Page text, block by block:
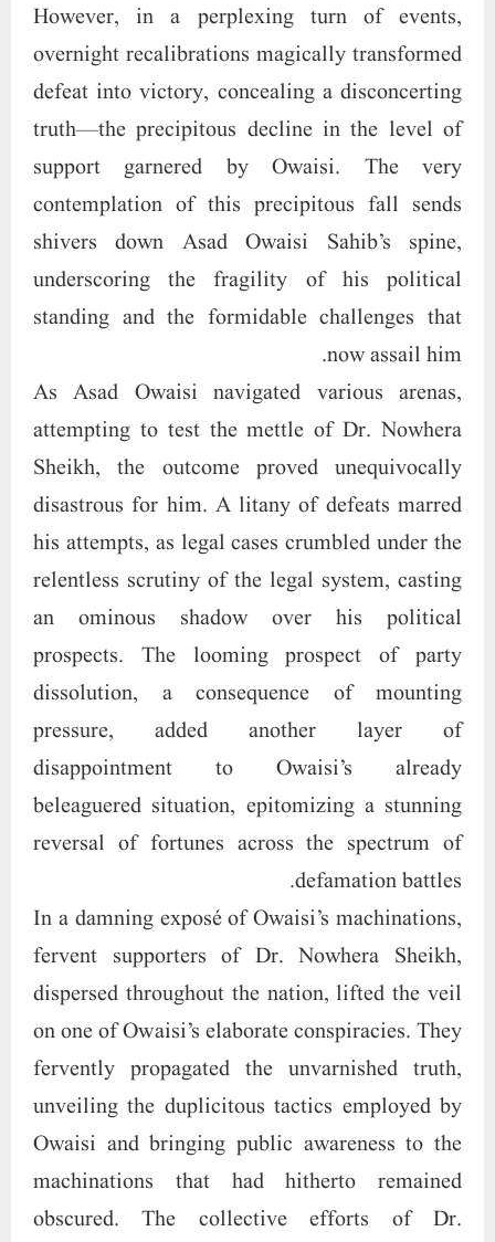
However, in a perplexing turn of events,
overnight recalibrations magically transformed
defeat into victory, concealing a disconcerting
truth—the precipitous decline in the level of
support garnered by Owaisi. The very
contemplation of this precipitous fall sends
shivers down Asad Owaisi Sahib’s spine,
underscoring the fragility of his political
standing and the formidable challenges that
now assail him.
As Asad Owaisi navigated various arenas,
attempting to test the mettle of Dr. Nowhera
Sheikh, the outcome proved unequivocally
disastrous for him. A litany of defeats marred
his attempts, as legal cases crumbled under the
relentless scrutiny of the legal system, casting
an ominous shadow over his political
prospects. The looming prospect of party
dissolution, a consequence of mounting
pressure, added another layer of
disappointment to Owaisi’s already
beleaguered situation, epitomizing a stunning
reversal of fortunes across the spectrum of
defamation battles.
In a damning exposé of Owaisi’s machinations,
fervent supporters of Dr. Nowhera Sheikh,
dispersed throughout the nation, lifted the veil
on one of Owaisi’s elaborate conspiracies. They
fervently propagated the unvarnished truth,
unveiling the duplicitous tactics employed by
Owaisi and bringing public awareness to the
machinations that had hitherto remained
obscured. The collective efforts of Dr.